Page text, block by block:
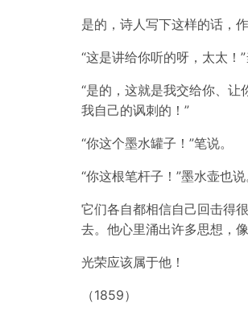
是的，诗人写下这样的话，
“这是讲给你听的呀，太太！
“是的，这就是我交给你、
我自己的讽刺的！”
“你这个墨水罐子！”笔说。
“你这根笔杆子！”墨水壶也说
它们各自都相信自己回击得
去。他心里涌出许多思想，
光荣应该属于他！
（1859）